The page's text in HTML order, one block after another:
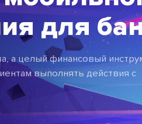
для
а целый финансовый
выполнять действия с
+